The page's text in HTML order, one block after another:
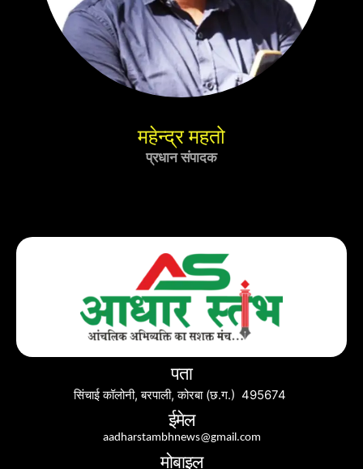
महेन्द्र महतो
प्रधान संपादक
पता
सिंचाई कॉलोनी, बरपाली, कोरबा (छ.ग.) 495674
ईमेल
aadharstambhnews@gmail.com
मोबाइल